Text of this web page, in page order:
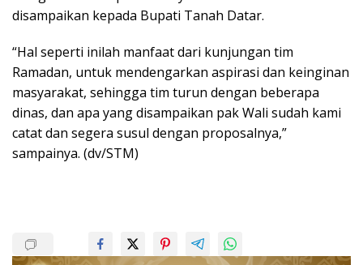
disampaikan kepada Bupati Tanah Datar.
“Hal seperti inilah manfaat dari kunjungan tim
Ramadan, untuk mendengarkan aspirasi dan keinginan
masyarakat, sehingga tim turun dengan beberapa
dinas, dan apa yang disampaikan pak Wali sudah kami
catat dan segera susul dengan proposalnya,”
sampainya. (dv/STM)